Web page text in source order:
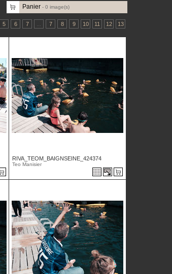
Panier - 0 image(s)
5 6 7 7 8 9 10 11 12 13
RIVA_TEOM_BAIGNSEINE_424374
Teo Manisier